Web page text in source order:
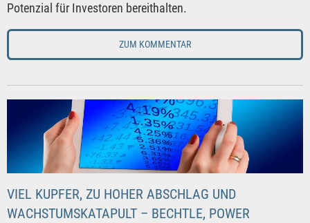
Potenzial für Investoren bereithalten.
ZUM KOMMENTAR
VIEL KUPFER, ZU HOHER ABSCHLAG UND
WACHSTUMSKATAPULT – BECHTLE, POWER